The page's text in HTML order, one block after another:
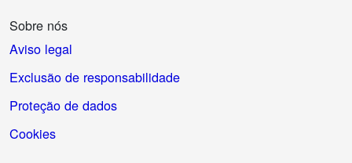
Sobre nós
Aviso legal
Exclusão de responsabilidade
Proteção de dados
Cookies